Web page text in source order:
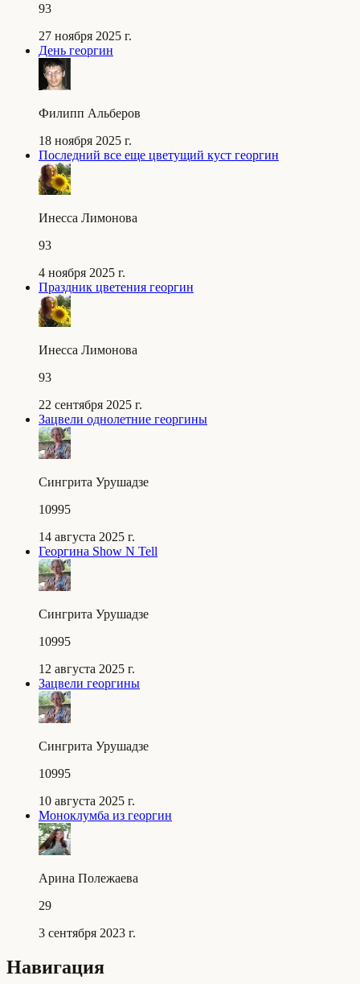
93
27 ноября 2025 г.
День георгин
Филипп Альберов
18 ноября 2025 г.
Последний все еще цветущий куст георгин
Инесса Лимонова
93
4 ноября 2025 г.
Праздник цветения георгин
Инесса Лимонова
93
22 сентября 2025 г.
Зацвели однолетние георгины
Сингрита Урушадзе
10995
14 августа 2025 г.
Георгина Show N Tell
Сингрита Урушадзе
10995
12 августа 2025 г.
Зацвели георгины
Сингрита Урушадзе
10995
10 августа 2025 г.
Моноклумба из георгин
Арина Полежаева
29
3 сентября 2023 г.
Навигация